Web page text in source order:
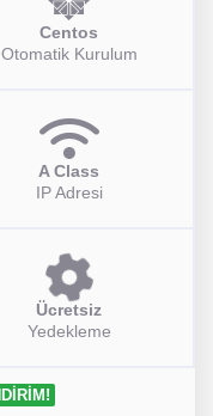
Centos
Otomatik Kurulum
A Class
IP Adresi
Ücretsiz
Yedekleme